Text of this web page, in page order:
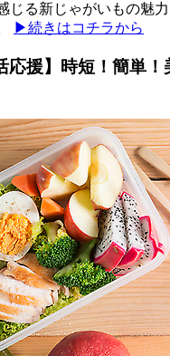
じる新じゃがいもの魅
▶続きはコチラから
応援】時短！簡単！